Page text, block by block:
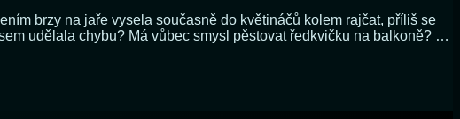
brzy na jaře vysela současně do květináčů kolem rajčat, příliš se
udělala chybu? Má vůbec smysl pěstovat ředkvičku na balkoně? …